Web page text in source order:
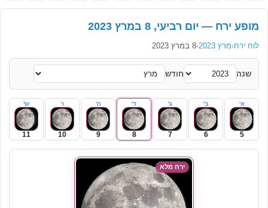
מופע ירח — יום רביעי, 8 במרץ 2023
לוח ירח›מרץ 2023 ›8 במרץ 2023
שנה חודש
א'
5
ב'
6
ג'
7
ד'
8
ה'
9
ו'
10
ש'
11
ירח מלא